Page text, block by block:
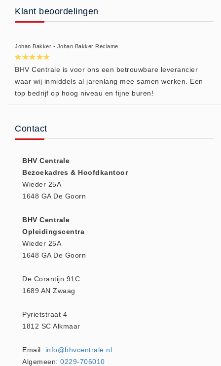
Reanimatiepoppen Brayden
Reanimatiepoppen Laerdal (0)
Reanimatiepoppen Lifeform (0)
Testgassen - Testsets
Testgassen - Testsets -
Algemeen (5)
Computers (0)
Fingerbobs (3)
Gaaskompres - Niet verklevend
Hevige bloedingen (2)
Overige - Instrumenten (8)
Verbandmaterialen - Algemeen
Verbandmaterialen sets (8)
Verbandtassen - Algemeen (10)
Klant beoordelingen
Johan Bakker - Johan Bakker Reclame
BHV Centrale is voor ons een betrouwbare leverancier
waar wij inmiddels al jarenlang mee samen werken. Een
top bedrijf op hoog niveau en fijne buren!
Contact
BHV Centrale
Bezoekadres & Hoofdkantoor
Wieder 25A
1648 GA De Goorn
BHV Centrale
Opleidingscentra
Wieder 25A
1648 GA De Goorn
De Corantijn 91C
1689 AN Zwaag
Pyrietstraat 4
1812 SC Alkmaar
Email: info@bhvcentrale.nl
Algemeen: 0229-706010